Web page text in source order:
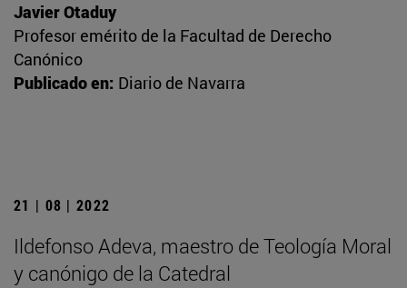
Javier Otaduy
Profesor emérito de la Facultad de Derecho
Canónico
Publicado en: Diario de Navarra
21 | 08 | 2022
Ildefonso Adeva, maestro de Teología Moral
y canónigo de la Catedral